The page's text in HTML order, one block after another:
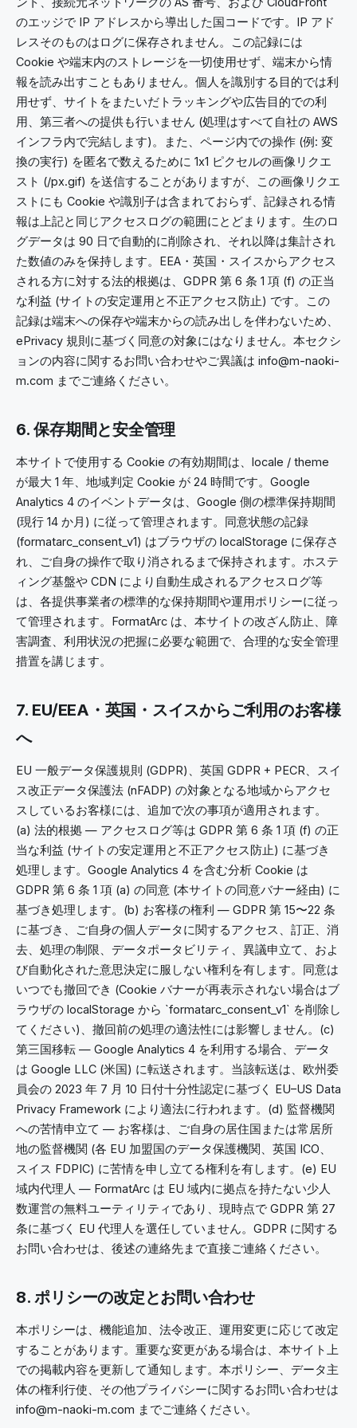
のエッジで IP アドレスから導出した国コードです。IP アド
レスそのものはログに保存されません。この記録には
Cookie や端末内のストレージを一切使用せず、端末から情
報を読み出すこともありません。個人を識別する目的では利
用せず、サイトをまたいだトラッキングや広告目的での利
用、第三者への提供も行いません (処理はすべて自社の AWS
インフラ内で完結します)。また、ページ内での操作 (例: 変
換の実行) を匿名で数えるために 1x1 ピクセルの画像リクエ
スト (/px.gif) を送信することがありますが、この画像リクエ
ストにも Cookie や識別子は含まれておらず、記録される情
報は上記と同じアクセスログの範囲にとどまります。生のロ
グデータは 90 日で自動的に削除され、それ以降は集計され
た数値のみを保持します。EEA・英国・スイスからアクセス
される方に対する法的根拠は、GDPR 第 6 条 1 項 (f) の正当
な利益 (サイトの安定運用と不正アクセス防止) です。この
記録は端末への保存や端末からの読み出しを伴わないため、
ePrivacy 規則に基づく同意の対象にはなりません。本セクシ
ョンの内容に関するお問い合わせやご異議は info@m-naoki-
m.com までご連絡ください。
6. 保存期間と安全管理
本サイトで使用する Cookie の有効期間は、locale / theme
が最大 1 年、地域判定 Cookie が 24 時間です。Google
Analytics 4 のイベントデータは、Google 側の標準保持期間
(現行 14 か月) に従って管理されます。同意状態の記録
(formatarc_consent_v1) はブラウザの localStorage に保存さ
れ、ご自身の操作で取り消されるまで保持されます。ホステ
ィング基盤や CDN により自動生成されるアクセスログ等
は、各提供事業者の標準的な保持期間や運用ポリシーに従っ
て管理されます。FormatArc は、本サイトの改ざん防止、障
害調査、利用状況の把握に必要な範囲で、合理的な安全管理
措置を講じます。
7. EU/EEA・英国・スイスからご利用のお客様
へ
EU 一般データ保護規則 (GDPR)、英国 GDPR + PECR、スイ
ス改正データ保護法 (nFADP) の対象となる地域からアクセ
スしているお客様には、追加で次の事項が適用されます。
(a) 法的根拠 — アクセスログ等は GDPR 第 6 条 1 項 (f) の正
当な利益 (サイトの安定運用と不正アクセス防止) に基づき
処理します。Google Analytics 4 を含む分析 Cookie は
GDPR 第 6 条 1 項 (a) の同意 (本サイトの同意バナー経由) に
基づき処理します。(b) お客様の権利 — GDPR 第 15〜22 条
に基づき、ご自身の個人データに関するアクセス、訂正、消
去、処理の制限、データポータビリティ、異議申立て、およ
び自動化された意思決定に服しない権利を有します。同意は
いつでも撤回でき (Cookie バナーが再表示されない場合はブ
ラウザの localStorage から `formatarc_consent_v1` を削除し
てください)、撤回前の処理の適法性には影響しません。(c)
第三国移転 — Google Analytics 4 を利用する場合、データ
は Google LLC (米国) に転送されます。当該転送は、欧州委
員会の 2023 年 7 月 10 日付十分性認定に基づく EU–US Data
Privacy Framework により適法に行われます。(d) 監督機関
への苦情申立て — お客様は、ご自身の居住国または常居所
地の監督機関 (各 EU 加盟国のデータ保護機関、英国 ICO、
スイス FDPIC) に苦情を申し立てる権利を有します。(e) EU
域内代理人 — FormatArc は EU 域内に拠点を持たない少人
数運営の無料ユーティリティであり、現時点で GDPR 第 27
条に基づく EU 代理人を選任していません。GDPR に関する
お問い合わせは、後述の連絡先まで直接ご連絡ください。
8. ポリシーの改定とお問い合わせ
本ポリシーは、機能追加、法令改正、運用変更に応じて改定
することがあります。重要な変更がある場合は、本サイト上
での掲載内容を更新して通知します。本ポリシー、データ主
体の権利行使、その他プライバシーに関するお問い合わせは
info@m-naoki-m.com までご連絡ください。